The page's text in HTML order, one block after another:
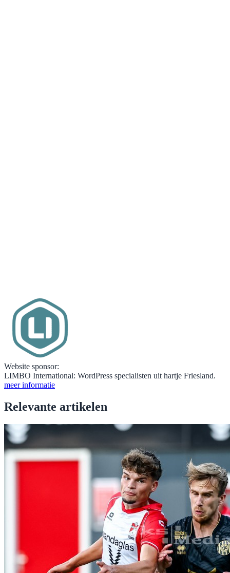
Website sponsor:
LIMBO International: WordPress specialisten uit hartje Friesland.
meer informatie
Relevante artikelen